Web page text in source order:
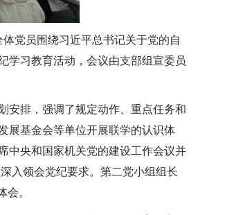
党员围绕习近平总书记关于党的自
学习教育活动，会议由支部组宣委员
安排，强调了规定动作、重点任务和
展基金会等单位开展联学的认识体
中央和国家机关党的建设工作会议并
入领会党纪要求。第二党小组组长
。